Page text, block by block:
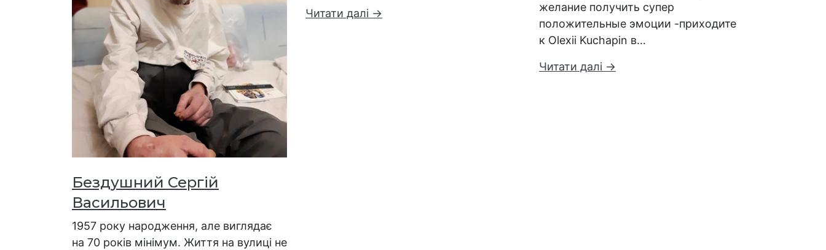
Бездушний Сергій
Васильович
1957 року народження, але виглядає
на 70 років мінімум. Життя на вулиці не
Читати далі →
желание получить супер
положительные эмоции -приходите
к Olexii Kuchapin в…
Читати далі →